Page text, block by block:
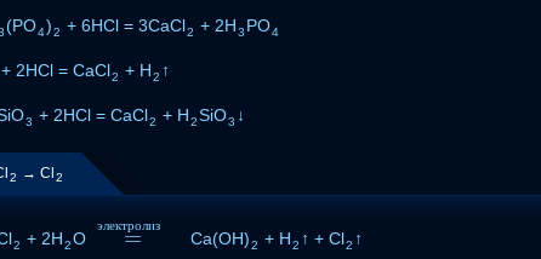
(PO4)2 + 6HCl = 3CaCl2 + 2H3 PO4
2HCl = CaCl2 + H2 ↑
3 + 2HCl = CaCl2 + H2SiO3 ↓
2 → Cl 2
2 + 2H2O =
электролиз
ек из
Ca(OH)2 + H2 ↑ + Cl2 ↑